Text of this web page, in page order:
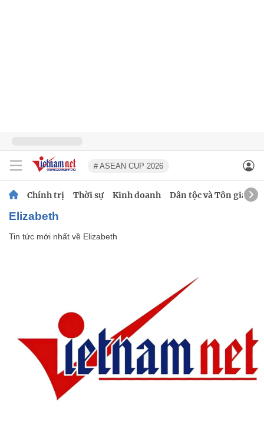
# ASEAN CUP 2026
Chính trị Thời sự Kinh doanh Dân tộc và Tôn giáo
Elizabeth
Tin tức mới nhất về Elizabeth